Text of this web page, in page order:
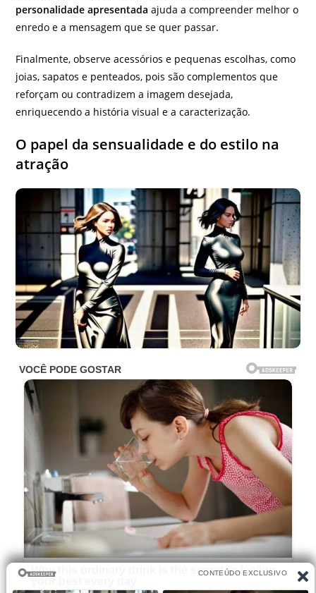
personalidade apresentada ajuda a compreender melhor o
enredo e a mensagem que se quer passar.
Finalmente, observe acessórios e pequenas escolhas, como
joias, sapatos e penteados, pois são complementos que
reforçam ou contradizem a imagem desejada,
enriquecendo a história visual e a caracterização.
O papel da sensualidade e do estilo na
atração